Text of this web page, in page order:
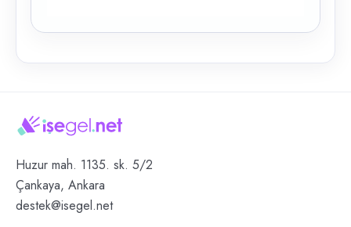
Huzur mah. 1135. sk. 5/2
Çankaya, Ankara
destek@isegel.net